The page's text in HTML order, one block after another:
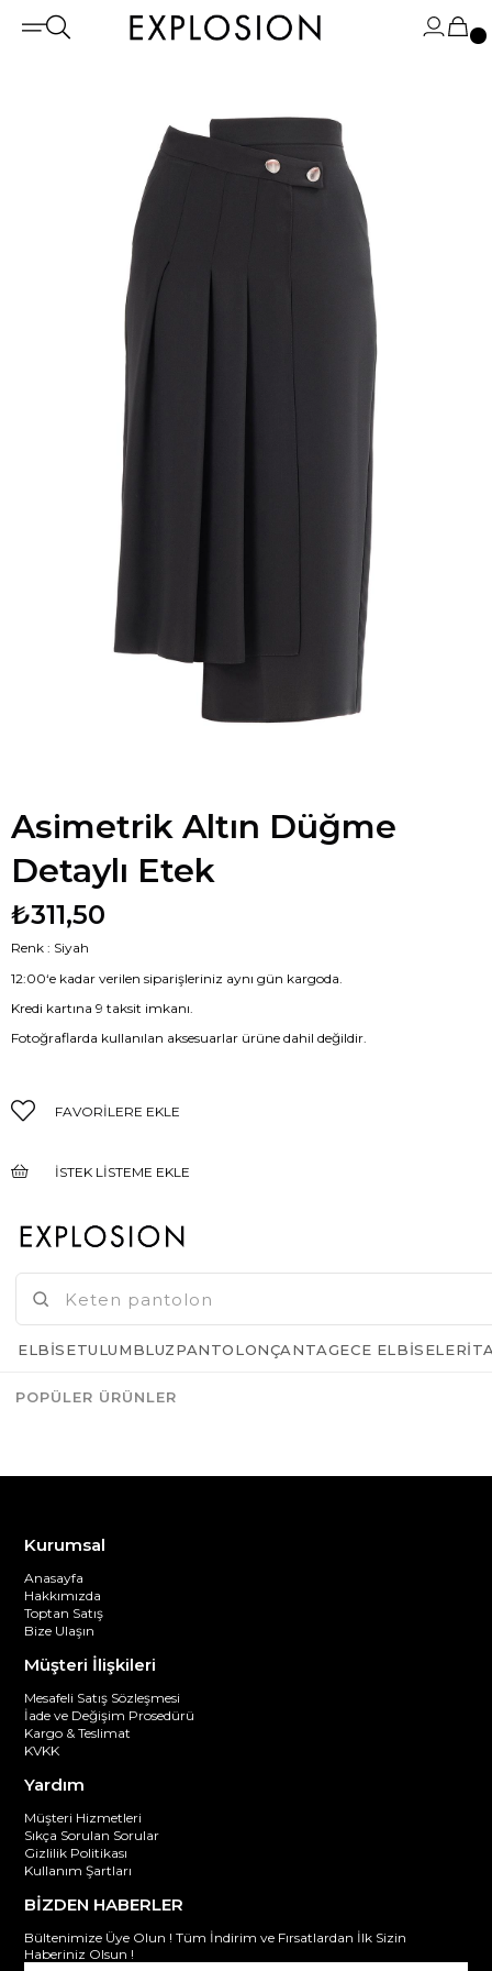
Asimetrik Altın Düğme
Detaylı Etek
₺311,50
Renk : Siyah
12:00‘e kadar verilen siparişleriniz aynı gün kargoda.
Kredi kartına 9 taksit imkanı.
Fotoğraflarda kullanılan aksesuarlar ürüne dahil değildir.
FAVORILERE EKLE
İSTEK LISTEME EKLE
Kurumsal
Anasayfa
Hakkımızda
Toptan Satış
Bize Ulaşın
Müşteri İlişkileri
Mesafeli Satış Sözleşmesi
İade ve Değişim Prosedürü
Kargo & Teslimat
KVKK
Yardım
Müşteri Hizmetleri
Sıkça Sorulan Sorular
Gizlilik Politikası
Kullanım Şartları
BİZDEN HABERLER
Bültenimize Üye Olun ! Tüm İndirim ve Fırsatlardan İlk Sizin
Haberiniz Olsun !
ELBISETULUMBLUZPANTOLONÇANTAGECE ELBISELERI
POPÜLER ÜRÜNLER